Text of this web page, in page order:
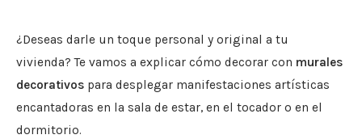
¿Deseas darle un toque personal y original a tu
vivienda? Te vamos a explicar cómo decorar con murales
decorativos para desplegar manifestaciones artísticas
encantadoras en la sala de estar, en el tocador o en el
dormitorio.